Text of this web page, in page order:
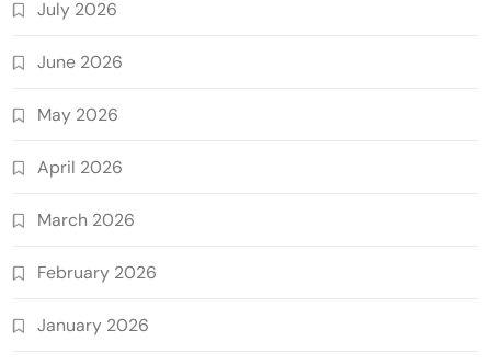
July 2026
June 2026
May 2026
April 2026
March 2026
February 2026
January 2026